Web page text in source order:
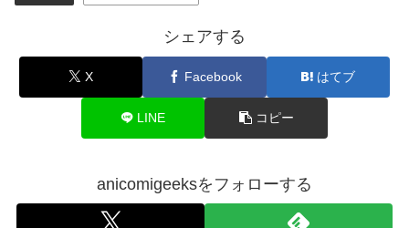
シェアする
X Facebook はてブ
LINE コピー
anicomigeeksをフォローする